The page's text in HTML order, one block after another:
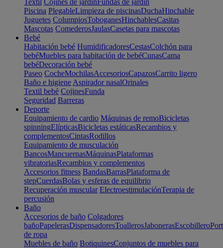
Textil Cojines de jardínFundas de jardín
Piscina PlegableLimpieza de piscinasDuchaHinchable
Juguetes ColumpiosToboganesHinchablesCasitas
Mascotas ComederosJaulasCasetas para mascotas
Bebé
Habitación bebé HumidificadoresCestasColchón para
bebéMuebles para habitación de bebéCunasCama
bebéDecoración bebé
Paseo CocheMochilasAccesoriosCapazosCarrito ligero
Baño e higiene Aspirador nasalOrinales
Textil bebé CojinesFunda
Seguridad Barreras
Deporte
Equipamiento de cardio Máquinas de remoBicicletas
spinningElípticasBicicletas estáticasRecambios y
complementosCintasRodillos
Equipamiento de musculación
BancosMancuernasMáquinasPlataformas
vibratoriasRecambios y complementos
Accesorios fitness BandasBarrasPlataforma de
stepCuerdasBolas y esferas de equilibrio
Recuperación muscular ElectroestimulaciónTerapia de
percusión
Baño
Accesorios de baño Colgadores
bañoPapelerasDispensadoresToallerosJabonerasEscobillero
de ropa
Muebles de baño BotiquinesConjuntos de muebles para